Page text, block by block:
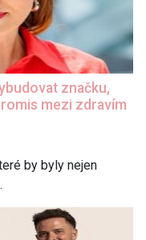
značku,
mezi zdravím
by byly nejen